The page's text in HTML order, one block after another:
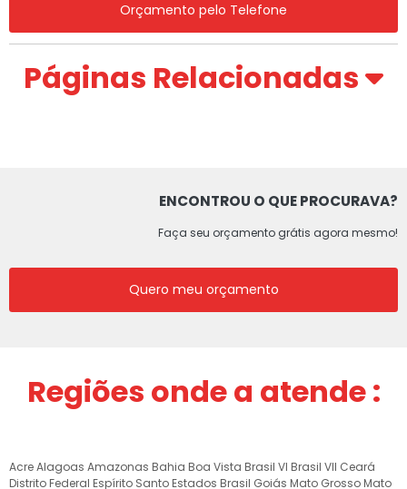
Orçamento pelo Telefone
Páginas Relacionadas
ENCONTROU O QUE PROCURAVA?
Faça seu orçamento grátis agora mesmo!
Quero meu orçamento
Regiões onde a atende :
AcreAlagoas Amazonas Bahia Boa Vista Brasil VI Brasil VII Ceará
Distrito Federal Espírito Santo Estados Brasil Goiás Mato Grosso Mato